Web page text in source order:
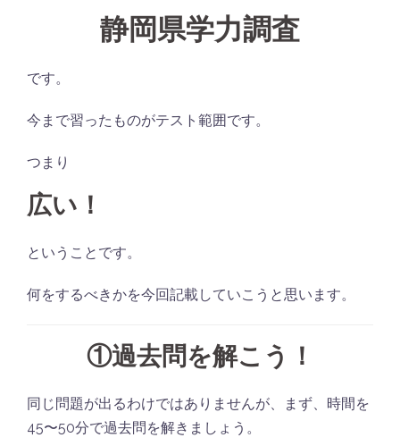
静岡県学力調査
です。
今まで習ったものがテスト範囲です。
つまり
広い ！
ということです。
何をするべきかを今回記載していこうと思います。
①過去問を解こう！
同じ問題が出るわけではありませんが、まず、時間を
45〜50分で過去問を解きましょう。